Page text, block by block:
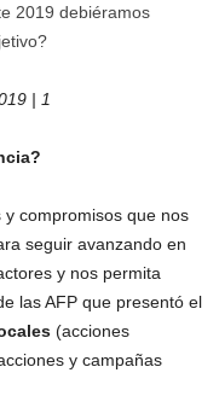
2019 debiéramos
| 1
compromisos que nos
seguir avanzando en
y nos permita
las AFP que presentó el
(acciones
y campañas